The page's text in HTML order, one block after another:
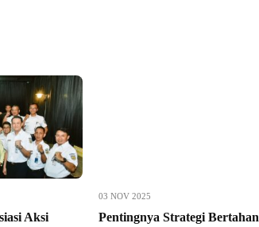
Aksi
03 NOV 2025
Pentingnya Strategi Bertahan